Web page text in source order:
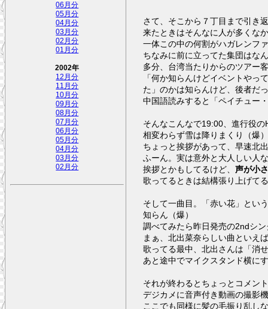
06月分
05月分
04月分
03月分
02月分
01月分
2002年
12月分
11月分
10月分
09月分
08月分
07月分
06月分
05月分
04月分
03月分
02月分
さて、そこから７丁目まで引き
来たときはそんなに人が多くな
一体この中の何割がハガレンフ
ちなみに前に立ってた集団はな
多分、台湾当たりからのツアー
「何か知らんけどイベントや
た」のかは知らんけど、後者だ
中国語読みすると「ペイチュー
そんなこんなで19:00、進行役
相変わらず雪は降りまくり（爆
ちょっと挨拶があって、早速北
ふーん。実は意外と大人しい人
挨拶とかもしてるけど、声が小
歌ってるときは結構張り上げて
そして一曲目。「赤い花」とい
知らん（爆）
調べてみたら昨日発売の2ndシ
まぁ、北出菜奈らしい曲といえ
歌ってる最中、北出さんは「消
あと途中でマイクスタンド横に
それが終わるとちょっとコメン
デジカメに音声付き動画の撮影
ここでも同様に髪の毛振り乱し